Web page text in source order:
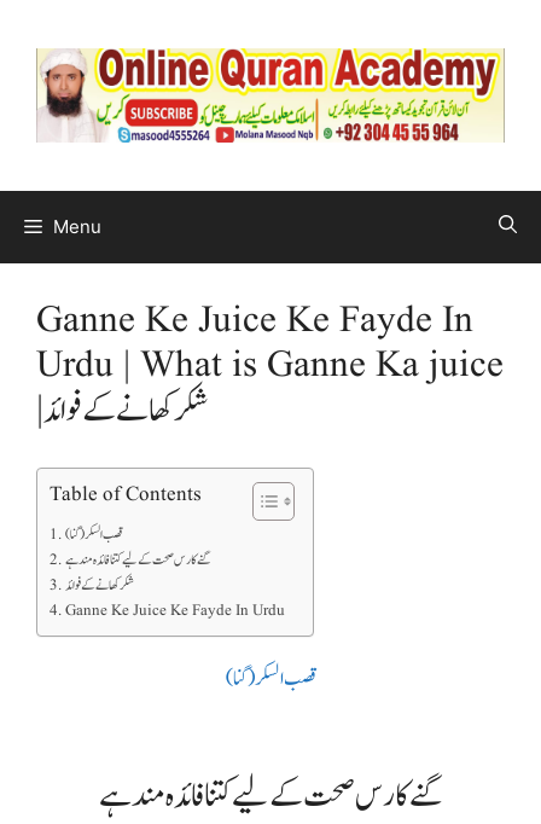
Menu
Ganne Ke Juice Ke Fayde In
Urdu | What is Ganne Ka juice
|شکر کھانے کے فوائد
Table of Contents
قصب السکر( گنا)
گنے کا رس صحت کے لیے کتنا فائدہ مند ہے
شکر کھانے کے فوائد
Ganne Ke Juice Ke Fayde In Urdu
قصب السکر( گنا)
گنے کا رس صحت کے لیے کتنا فائدہ مند ہے